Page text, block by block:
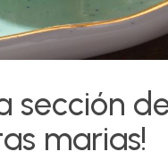
sección
marias!